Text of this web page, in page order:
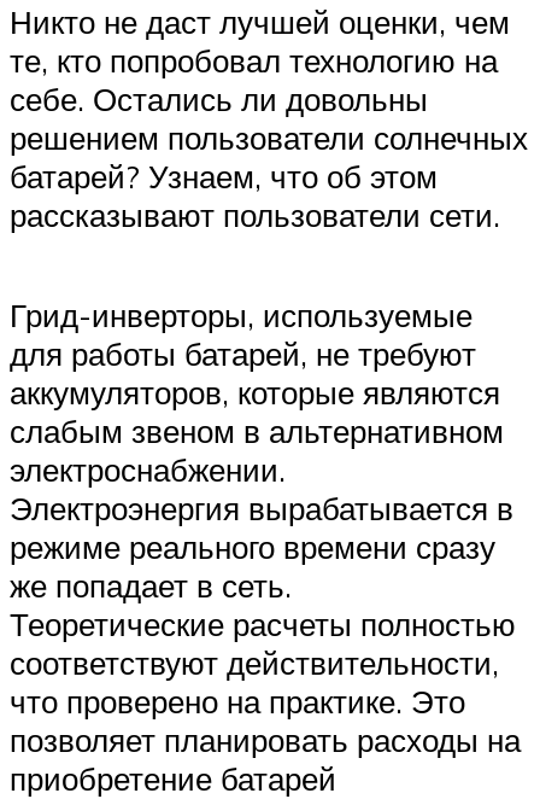
Никто не даст лучшей оценки, чем
те, кто попробовал технологию на
себе. Остались ли довольны
решением пользователи солнечных
батарей? Узнаем, что об этом
рассказывают пользователи сети.
Грид-инверторы, используемые
для работы батарей, не требуют
аккумуляторов, которые являются
слабым звеном в альтернативном
электроснабжении.
Электроэнергия вырабатывается в
режиме реального времени сразу
же попадает в сеть.
Теоретические расчеты полностью
соответствуют действительности,
что проверено на практике. Это
позволяет планировать расходы на
приобретение батарей